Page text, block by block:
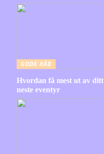
GODE RÅD
Hvordan få mest ut av ditt
neste eventyr